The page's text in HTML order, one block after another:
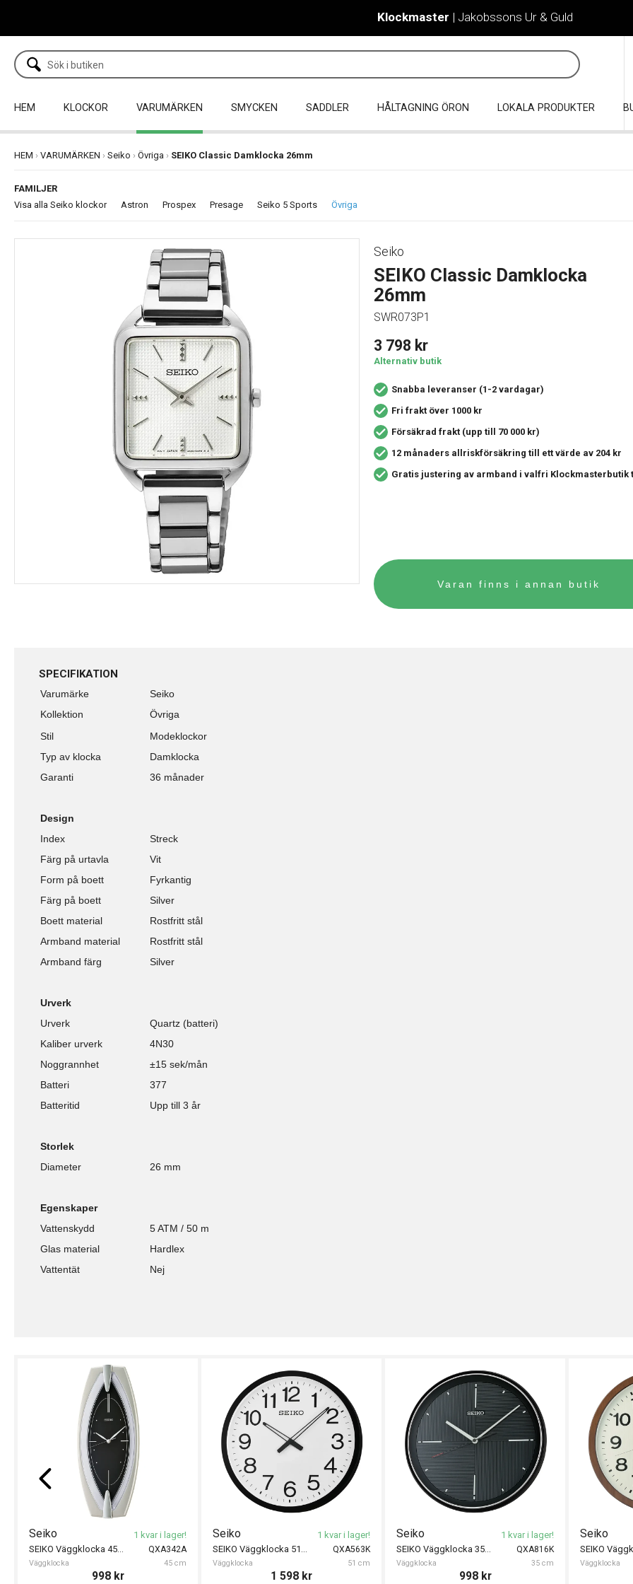
Klockmaster | Jakobssons Ur & Guld
HEM KLOCKOR VARUMÄRKEN SMYCKEN SADDLER HÅLTAGNING ÖRON LOKALA PRODUKTER
HEM › VARUMÄRKEN › Seiko › Övriga › SEIKO Classic Damklocka 26mm
FAMILJER
Visa alla Seiko klockor
Astron Prospex Presage Seiko 5 Sports Övriga
Seiko
SEIKO Classic Damklocka
26mm
SWR073P1
3 798 kr
Alternativ butik
Snabba leveranser (1-2 vardagar)
Fri frakt över 1000 kr
Försäkrad frakt (upp till 70 000 kr)
12 månaders allriskförsäkring till ett värde av 204 kr
Gratis justering av armband i valfri Klockmasterbutik
SPECIFIKATION
Varumärke
Seiko
Kollektion
Övriga
Stil
Modeklockor
Typ av klocka
Damklocka
Garanti
36 månader
Design
Index
Streck
Färg på urtavla
Vit
Form på boett
Fyrkantig
Färg på boett
Silver
Boett material
Rostfritt stål
Armband material
Rostfritt stål
Armband färg
Silver
Urverk
Urverk
Quartz (batteri)
Kaliber urverk
4N30
Noggrannhet
±15 sek/mån
Batteri
377
Batteritid
Upp till 3 år
Storlek
Diameter
26 mm
Egenskaper
Vattenskydd
5 ATM / 50 m
Glas material
Hardlex
Vattentät
Nej
QXA342A
Seiko
Väggklocka 45 cm
1 kvar i lager!
998 kr
QXA563K
Seiko
Väggklocka 51 cm
1 kvar i lager!
1 598 kr
QXA816K
Seiko
Väggklocka 35 cm
1 kvar i lager!
998 kr
Seiko
Väggklocka